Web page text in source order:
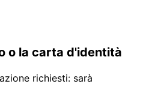
o la carta d'identità
richiesti: sarà